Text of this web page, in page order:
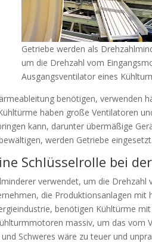
Getriebe werden als
um die Drehzahl vom
Ausgangsventilator eines
benötigen, verwenden
haben große Ventilatoren
kann, darunter übermäßige
werden Getriebe eingesetzt.
Schlüsselrolle bei
verwendet, um die
die Produktionsanlagen
benötigen Kühltürme
massiv, um das vom
Schweres wäre zu teuer und